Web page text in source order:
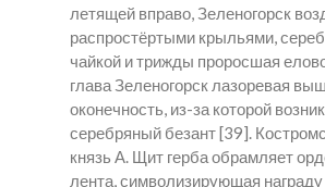
летящей вправо, Зеленогорск
распростёртыми крыльями,
чайкой и трижды проросшая
глава Зеленогорск лазоревая
оконечность, из-за которой
серебряный безант [39].
князь А. Щит герба обрамляет
лента, символизирующая награду